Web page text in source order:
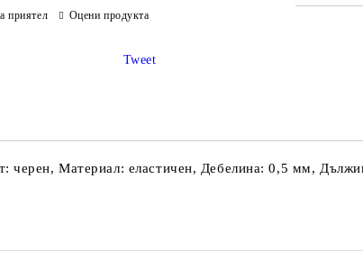
приятел Оцени продукта
Tweet
черен, Материал: еластичен, Дебелина: 0,5 мм,